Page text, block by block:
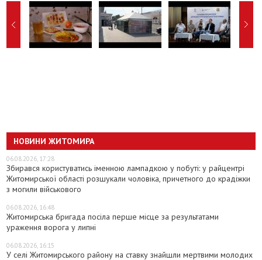
НОВИНИ ЖИТОМИРА
06.08.2026, 17:28
Збирався користуватись іменною лампадкою у побуті: у райцентрі
Житомирської області розшукали чоловіка, причетного до крадіжки
з могили військового
06.08.2026, 16:48
Житомирська бригада посіла перше місце за результатами
ураження ворога у липні
06.08.2026, 16:15
У селі Житомирського району на ставку знайшли мертвими молодих